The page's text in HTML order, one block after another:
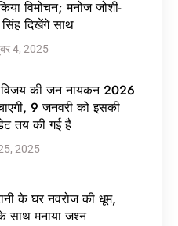
विमोचन; मनोज जोशी-
सिंह दिखेंगे साथ
4, 2025
की जन नायकन 2026
9 जनवरी को इसकी
तय की गई है
25, 2025
के घर नवरोज की धूम,
साथ मनाया जश्न